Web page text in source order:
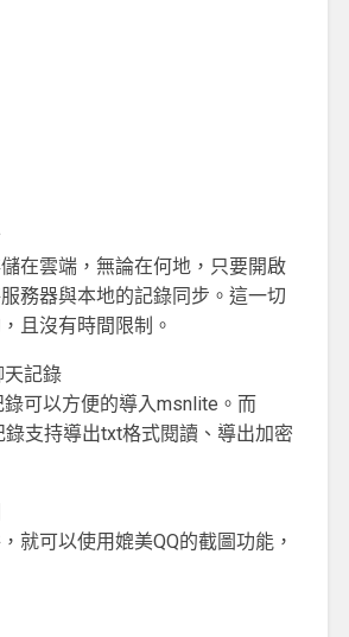
在雲端，無論在何地，只要開啟
務器與本地的記錄同步。這一切
且沒有時間限制。
記錄
可以方便的導入msnlite。而
支持導出txt格式閱讀、導出加密
就可以使用媲美QQ的截圖功能，